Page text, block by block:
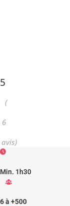
5
(
6
avis)
Min. 1h30
6 à +500